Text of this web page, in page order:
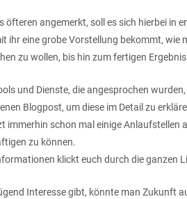
öfteren angemerkt, soll es sich hierbei in
ihr eine grobe Vorstellung bekommt, wie
zu wollen, bis hin zum fertigen
und Dienste, die angesprochen
Blogpost, um diese im Detail zu
immerhin schon mal einige Anlaufstellen
zu können.
klickt euch durch die ganzen
Interesse gibt, könnte man Zukunft